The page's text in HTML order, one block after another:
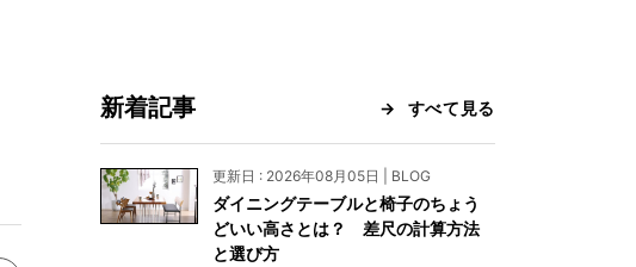
よくあるご質問
新着記事 すべて見る
更新日 : 2026年08月05日 | BLOG
ダイニングテーブルと椅子のちょう
どいい高さとは？ 差尺の計算方法
と選び方